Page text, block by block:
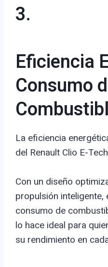
3.
Eficiencia
Consumo
La eficiencia
del Renault Clio E-
Con un diseño
propulsión inteligente,
consumo de
lo hace ideal para
su rendimiento en